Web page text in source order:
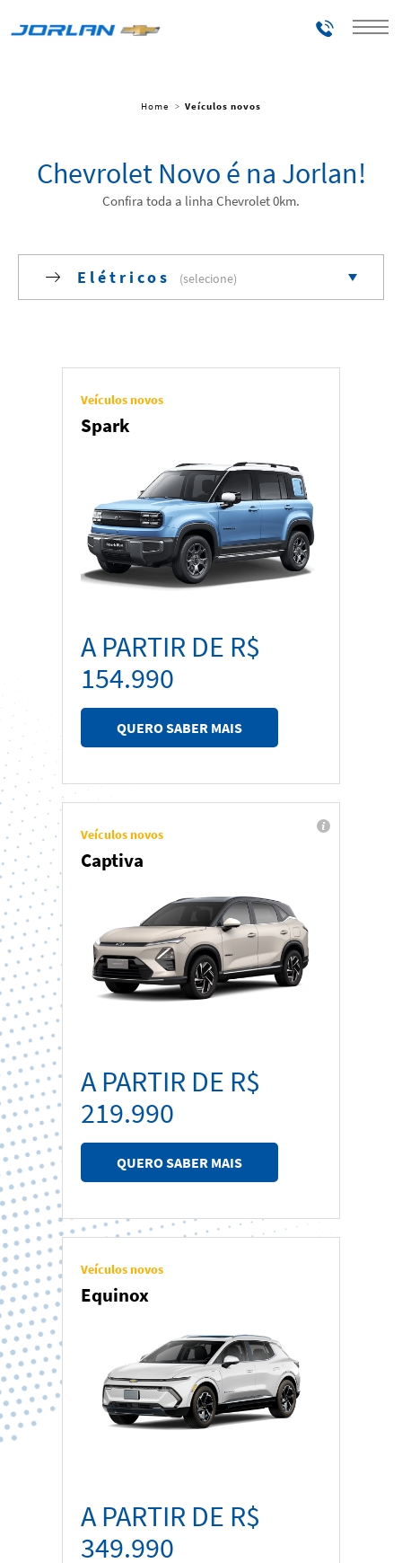
Telefones
Home Veículos novos
Chevrolet Novo é na Jorlan!
Confira toda a linha Chevrolet 0km.
Elétricos
Carros
Esportivos
Veículos novos
Spark
A PARTIR DE R$
154.990
QUERO SABER MAIS
Veículos novos
Captiva
A PARTIR DE R$
219.990
QUERO SABER MAIS
Veículos novos
Equinox
A PARTIR DE R$
349.990